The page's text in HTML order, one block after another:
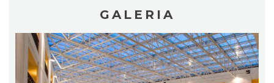
GALERIA